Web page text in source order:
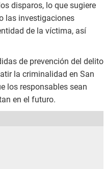
disparos, lo que sugiere
las investigaciones
de la víctima, así
de prevención del delito
la criminalidad en San
los responsables sean
en el futuro.